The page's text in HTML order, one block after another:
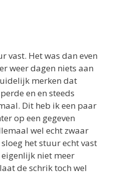
vast. Het was dan even
weer dagen niets aan
merken dat
en en steeds
Dit heb ik een paar
op een gegeven
wel echt zwaar
het stuur echt vast
niet meer
de schrik toch wel